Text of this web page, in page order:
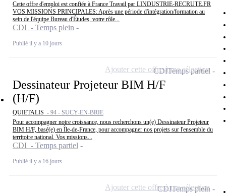
Cette offre d'emploi est confiée à France Travail par LINDUSTRIE-RECRUTE.FR
VOS MISSIONS PRINCIPALES: Après une période d'intégration/formation au
sein de l'équipe Bureau d'Études, votre rôle...
CDI - Temps plein
Publié il y a 10 jours
Dessinateur Projeteur BIM H/F
(H/F)
QUIETALIS - 94 - SUCY-EN-BRIE
Pour accompagner notre croissance, nous recherchons un(e) Dessinateur Projeteur
BIM H/F, basé(e) en Île-de-France, pour accompagner nos projets sur l'ensemble du
territoire national. Vos missions...
CDI - Temps partiel
Publié il y a 16 jours
CDITemps partiel
Ajouter cette offre à ma sélection
CDITemps plein
Ajouter cette offre à ma sélection